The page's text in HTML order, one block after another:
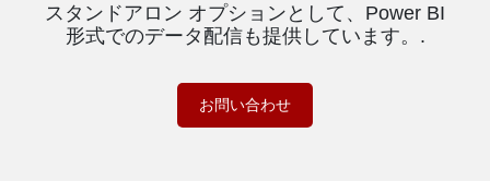
スタンドアロン オプションとして、Power BI
形式でのデータ配信も提供しています。.
お問い合わせ